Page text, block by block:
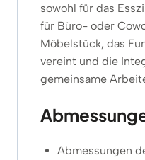
sowohl für das
für Büro- oder
Möbelstück, das
vereint und die
gemeinsame
Abmessungen